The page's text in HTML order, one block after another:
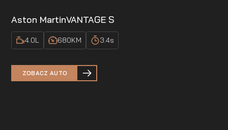
Aston MartinVANTAGE S
4.0L 680KM 3.4s
ZOBACZ AUTO